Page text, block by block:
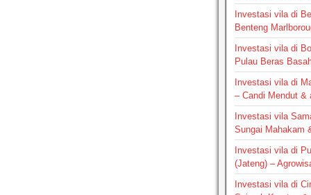
Investasi vila di
Benteng
Investasi vila di
Pulau Beras
Investasi vila di
– Candi Mendut &
Investasi vila
Sungai Mahakam
Investasi vila di
(Jateng) –
Investasi vila di